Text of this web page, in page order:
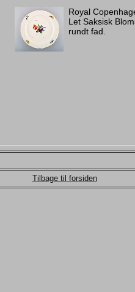
Royal
Let Saksisk
rundt fad.
Tilbage til forsiden